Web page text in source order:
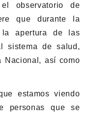
observatorio de
que durante la
la apertura de las
sistema de salud,
Nacional, así como
estamos viendo
personas que se